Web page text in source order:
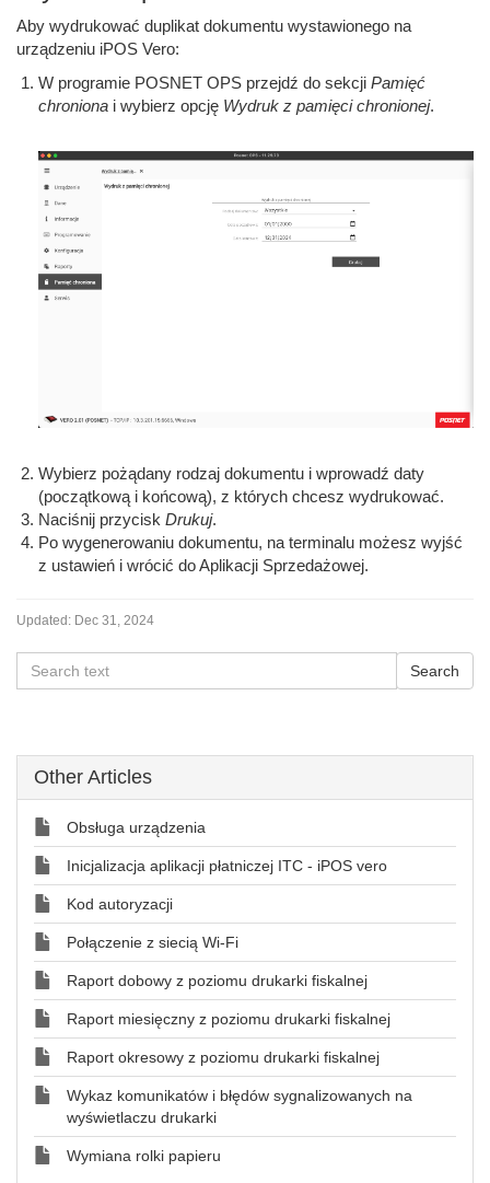
Aby wydrukować duplikat dokumentu wystawionego na
urządzeniu iPOS Vero:
W programie POSNET OPS przejdź do sekcji Pamięć
chroniona i wybierz opcję Wydruk z pamięci chronionej.
Wybierz pożądany rodzaj dokumentu i wprowadź daty
(początkową i końcową), z których chcesz wydrukować.
Naciśnij przycisk Drukuj.
Po wygenerowaniu dokumentu, na terminalu możesz wyjść
z ustawień i wrócić do Aplikacji Sprzedażowej.
Updated: Dec 31, 2024
Other Articles
Obsługa urządzenia
Inicjalizacja aplikacji płatniczej ITC - iPOS vero
Kod autoryzacji
Połączenie z siecią Wi-Fi
Raport dobowy z poziomu drukarki fiskalnej
Raport miesięczny z poziomu drukarki fiskalnej
Raport okresowy z poziomu drukarki fiskalnej
Wykaz komunikatów i błędów sygnalizowanych na
wyświetlaczu drukarki
Wymiana rolki papieru